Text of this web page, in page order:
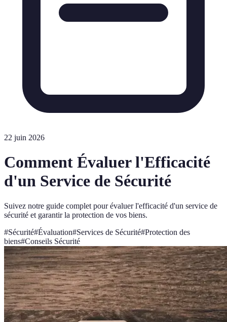
22 juin 2026
Comment Évaluer l'Efficacité
d'un Service de Sécurité
Suivez notre guide complet pour évaluer l'efficacité d'un service de
sécurité et garantir la protection de vos biens.
#Sécurité#Évaluation#Services de Sécurité#Protection des
biens#Conseils Sécurité